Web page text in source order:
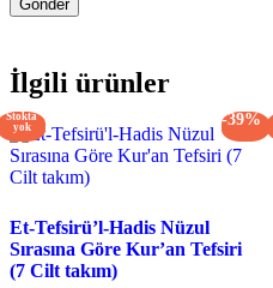
İlgili ürünler
Stokta
yok
-39%
Et-Tefsirü’l-Hadis Nüzul
Sırasına Göre Kur’an Tefsiri
(7 Cilt takım)